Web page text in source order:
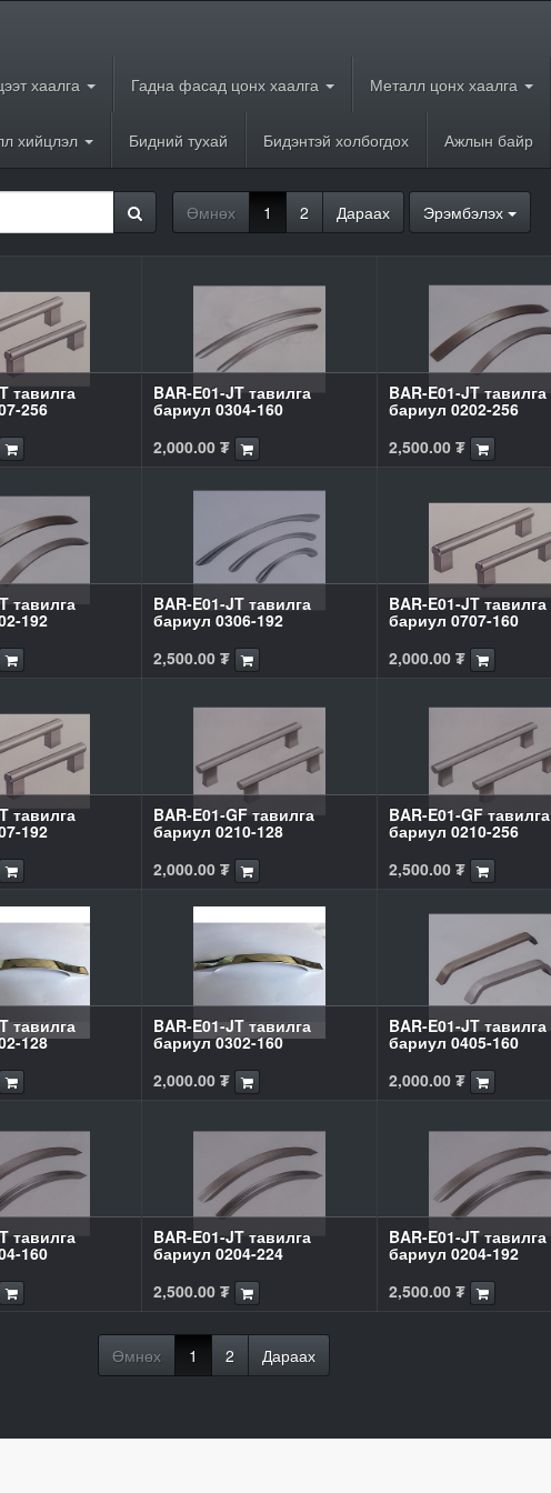
хаалга Гадна фасад цонх хаалга Металл цонх хаалга
хийцлэл Бидний тухай Бидэнтэй холбогдох Ажлын байр
Өмнөх 1 2 Дараах Эрэмбэлэх
тавилга
256
BAR-E01-JT тавилга
бариул 0304-160
2,000.00₮
BAR-E01-JT тавилга
бариул 0202-256
2,500.00₮
тавилга
192
BAR-E01-JT тавилга
бариул 0306-192
2,500.00₮
BAR-E01-JT тавилга
бариул 0707-160
2,000.00₮
тавилга
192
BAR-E01-GF тавилга
бариул 0210-128
2,000.00₮
BAR-E01-GF тавилга
бариул 0210-256
2,500.00₮
тавилга
128
BAR-E01-JT тавилга
бариул 0302-160
2,000.00₮
BAR-E01-JT тавилга
бариул 0405-160
2,000.00₮
тавилга
160
BAR-E01-JT тавилга
бариул 0204-224
2,500.00₮
BAR-E01-JT тавилга
бариул 0204-192
2,500.00₮
Өмнөх 1 2 Дараах